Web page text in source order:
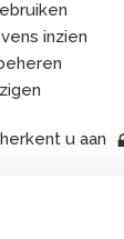
inzien
u aan